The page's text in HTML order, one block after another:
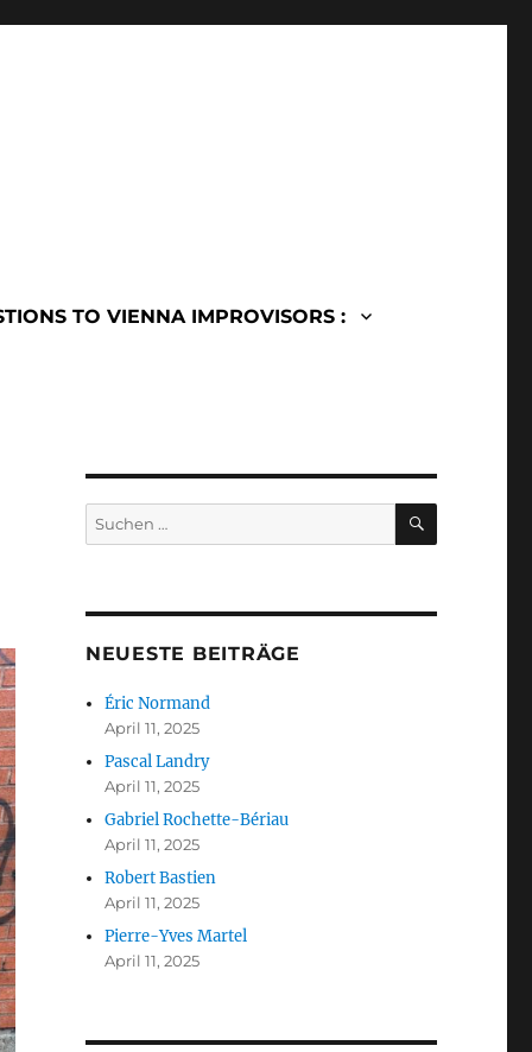
TO VIENNA IMPROVISORS :
Suchen
nach:
SUCHEN
NEUESTE BEITRÄGE
Éric Normand
April 11, 2025
Pascal Landry
April 11, 2025
Gabriel Rochette-Bériau
April 11, 2025
Robert Bastien
April 11, 2025
Pierre-Yves Martel
April 11, 2025